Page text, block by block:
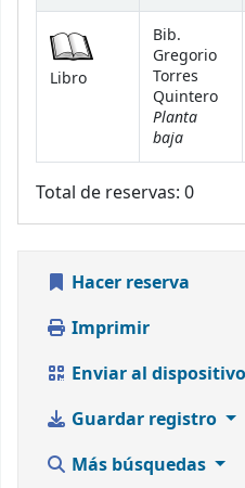
Libro
Bib.
Gregorio
Torres
Quintero
Planta
baja
Total de reservas: 0
Hacer reserva
Imprimir
Enviar al dispositivo
Guardar registro
Más búsquedas